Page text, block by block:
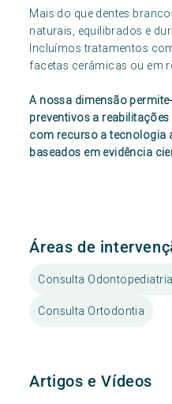
Mais do que dentes
naturais, equilibrados e
Incluímos tratamentos
facetas cerâmicas ou em
A nossa dimensão
preventivos a
com recurso a tecnologia
baseados em evidência
Áreas de
Consulta
Consulta Ortodontia
Artigos e Vídeos